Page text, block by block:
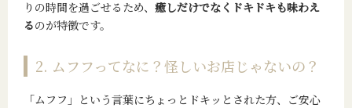
りの時間を過ごせるため、 癒しだけでなくドキドキも味わえ
るのが特徴です。
2. ムフフってなに？怪しいお店じゃないの？
「ムフフ」という言葉にちょっとドキッとされた方、ご安心